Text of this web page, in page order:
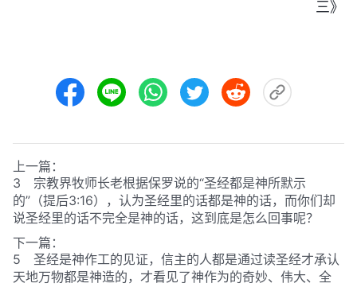
三》
上一篇：
3 宗教界牧师长老根据保罗说的“圣经都是神所默示
的” （提后3:16） ，认为圣经里的话都是神的话，而你们却
说圣经里的话不完全是神的话，这到底是怎么回事呢？
下一篇：
5 圣经是神作工的见证，信主的人都是通过读圣经才承认
天地万物都是神造的，才看见了神作为的奇妙、伟大、全